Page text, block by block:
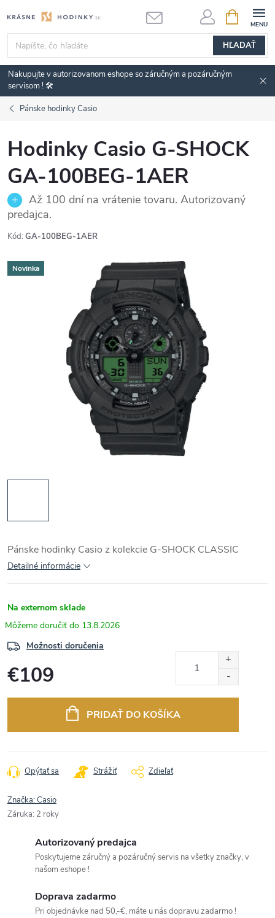
na
obsah
HĽADAŤ
KOŠÍK
Nakupujte v autorizovanom eshope so záručným a pozáručným
servisom ! 🛠️
Pánske hodinky Casio
Hodinky Casio G-SHOCK
GA-100BEG-1AER
Až 100 dní na vrátenie tovaru. Autorizovaný
predajca.
Kód: GA-100BEG-1AER
Novinka
Pánske hodinky Casio z kolekcie G-SHOCK CLASSIC
Detailné informácie
Na externom sklade
13.8.2026
Možnosti doručenia
€109
PRIDAŤ DO KOŠÍKA
Opýtať sa Strážiť Zdieľať
Značka:Casio
Záruka: 2 roky
Autorizovaný predajca
Poskytujeme záručný a pozáručný servis na všetky značky, v
našom eshope !
Doprava zadarmo
Pri objednávke nad 50,-€, máte u nás dopravu zadarmo !